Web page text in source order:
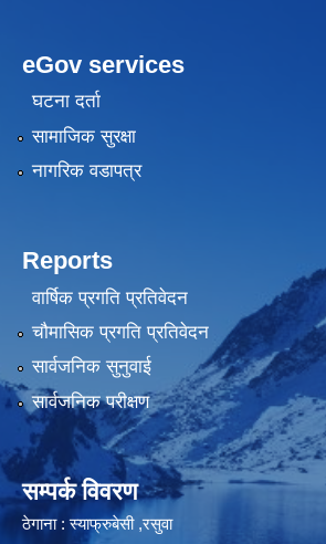
eGov services
घटना दर्ता
सामाजिक सुरक्षा
नागरिक वडापत्र
Reports
वार्षिक प्रगति प्रतिवेदन
चौमासिक प्रगति प्रतिवेदन
सार्वजनिक सुनुवाई
सार्वजनिक परीक्षण
सम्पर्क विवरण
ठेगाना : स्याफ्रुबेसी ,रसुवा